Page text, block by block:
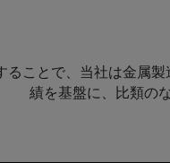
ことで、当社は金属
績を基盤に、比類の